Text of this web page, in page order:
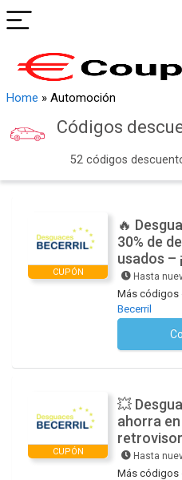
Home » Automoción
Códigos
52 códigos
CUPÓN
🔥
30% de
usados –
Hasta
Más códigos
Becerril
CUPÓN
💥
ahorra
Hasta
Más códigos